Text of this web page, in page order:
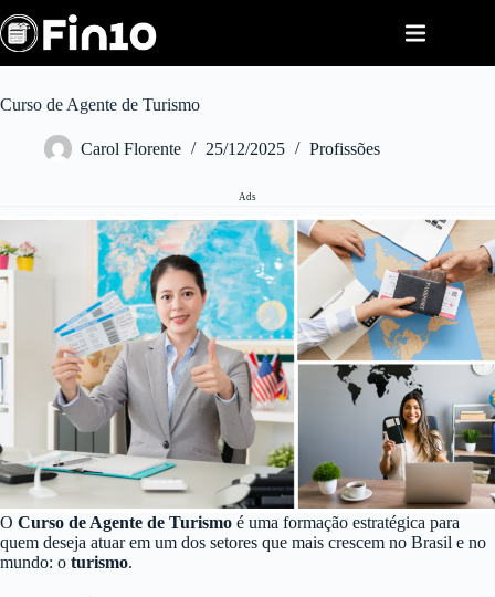
para
o
conteúdo
Curso de Agente de Turismo
Carol Florente 25/12/2025 Profissões
Ads
O Curso de Agente de Turismo é uma formação estratégica para
quem deseja atuar em um dos setores que mais crescem no Brasil e no
mundo: o turismo.